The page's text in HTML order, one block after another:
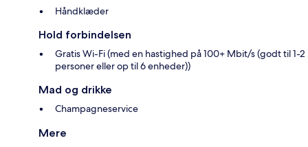
Håndklæder
Hold forbindelsen
Gratis Wi-Fi (med en hastighed på 100+ Mbit/s (godt til 1-2
personer eller op til 6 enheder))
Mad og drikke
Champagneservice
Mere